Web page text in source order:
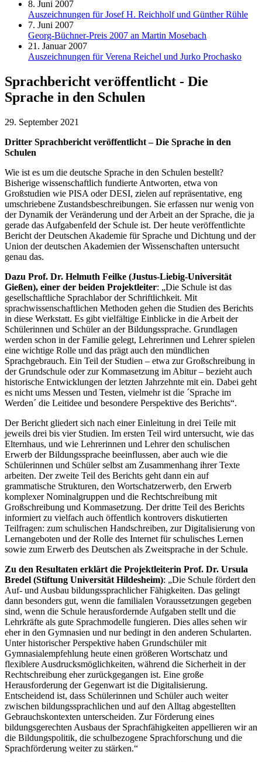
8. Juni 2007
Auszeichnungen für Josef H. Reichholf und Günther Rühle
7. Juni 2007
Georg-Büchner-Preis 2007 an Martin Mosebach
21. Januar 2007
Auszeichnungen für Verena Reichel und Jurko Prochasko
Sprachbericht veröffentlicht - Die
Sprache in den Schulen
29. September 2021
Dritter Sprachbericht veröffentlicht – Die Sprache in den
Schulen
Wie ist es um die deutsche Sprache in den Schulen bestellt?
Bisherige wissenschaftlich fundierte Antworten, etwa von
Großstudien wie PISA oder DESI, zielen auf repräsentative, eng
umschriebene Zustandsbeschreibungen. Sie erfassen nur wenig von
der Dynamik der Veränderung und der Arbeit an der Sprache, die ja
gerade das Aufgabenfeld der Schule ist. Der heute veröffentlichte
Bericht der Deutschen Akademie für Sprache und Dichtung und der
Union der deutschen Akademien der Wissenschaften untersucht
genau das.
Dazu Prof. Dr. Helmuth Feilke (Justus-Liebig-Universität
Gießen), einer der beiden Projektleiter: „Die Schule ist das
gesellschaftliche Sprachlabor der Schriftlichkeit. Mit
sprachwissenschaftlichen Methoden gehen die Studien des Berichts
in diese Werkstatt. Es gibt vielfältige Einblicke in die Arbeit der
Schülerinnen und Schüler an der Bildungssprache. Grundlagen
werden schon in der Familie gelegt, Lehrerinnen und Lehrer spielen
eine wichtige Rolle und das prägt auch den mündlichen
Sprachgebrauch. Ein Teil der Studien – etwa zur Großschreibung in
der Grundschule oder zur Kommasetzung im Abitur – bezieht auch
historische Entwicklungen der letzten Jahrzehnte mit ein. Dabei geht
es nicht ums Messen und Testen, vielmehr ist die ´Sprache im
Werden´ die Leitidee und besondere Perspektive des Berichts“.
Der Bericht gliedert sich nach einer Einleitung in drei Teile mit
jeweils drei bis vier Studien. Im ersten Teil wird untersucht, wie das
Elternhaus, und wie Lehrerinnen und Lehrer den schulischen
Erwerb der Bildungssprache beeinflussen, aber auch wie die
Schülerinnen und Schüler selbst am Zusammenhang ihrer Texte
arbeiten. Der zweite Teil des Berichts geht dann ein auf
grammatische Strukturen, den Wortschatzerwerb, den Erwerb
komplexer Nominalgruppen und die Rechtschreibung mit
Großschreibung und Kommasetzung. Der dritte Teil des Berichts
informiert zu vielfach auch öffentlich kontrovers diskutierten
Teilfragen: zum schulischen Handschreiben, zur Digitalisierung von
Lernangeboten und der Rolle des Internet für schulisches Lernen
sowie zum Erwerb des Deutschen als Zweitsprache in der Schule.
Zu den Resultaten erklärt die Projektleiterin Prof. Dr. Ursula
Bredel (Stiftung Universität Hildesheim): „Die Schule fördert den
Auf- und Ausbau bildungssprachlicher Fähigkeiten. Das gelingt
dann besonders gut, wenn die familialen Voraussetzungen gegeben
sind, wenn die Schule herausfordernde Aufgaben stellt und die
Lehrkräfte als gute Sprachmodelle fungieren. Dies alles sehen wir
eher in den Gymnasien und nur bedingt in den anderen Schularten.
Unter historischer Perspektive haben Grundschüler mit
Gymnasialempfehlung heute einen größeren Wortschatz und
flexiblere Ausdrucksmöglichkeiten, während die Sicherheit in der
Rechtschreibung eher zurückgegangen ist. Eine große
Herausforderung der Gegenwart ist die Digitalisierung.
Entscheidend ist, dass Schülerinnen und Schüler auch weiter
zwischen bildungssprachlichen und auf den Alltag abgestellten
Gebrauchskontexten unterscheiden. Zur Förderung eines
bildungsgerechten Ausbaus der Sprachfähigkeiten appellieren wir an
die Bildungspolitik, die schulbezogene Sprachforschung und die
Sprachförderung weiter zu stärken.“